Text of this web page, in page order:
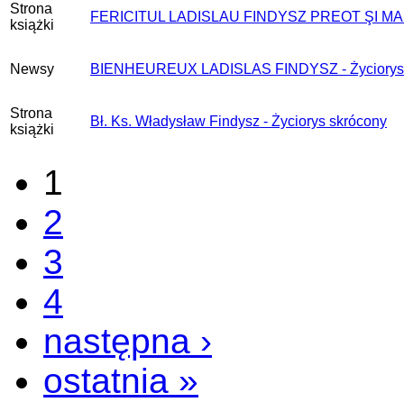
Strona
książki
FERICITUL LADISLAU FINDYSZ PREOT ŞI
Newsy BIENHEUREUX LADISLAS FINDYSZ -
Strona
książki
Bł. Ks. Władysław Findysz - Życiorys skrócony
1
2
3
4
następna ›
ostatnia »